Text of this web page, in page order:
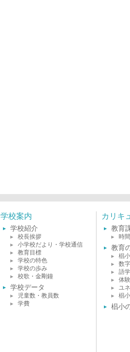
学校案内
学校紹介
校長挨拶
小学校だより・学校通信
教育目標
学校の特色
学校の歩み
校歌・金剛鐘
学校データ
児童数・教員数
学費
カリキ
教育
時
教育
椙
数
語
体
ユ
椙
椙小